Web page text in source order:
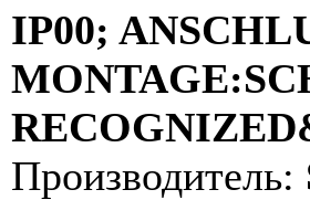
IP00;
Производитель: